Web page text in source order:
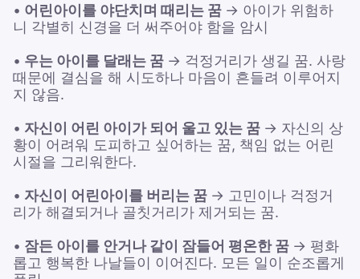
• 어린아이를 야단치며 때리는 꿈 → 아이가 위험하
니 각별히 신경을 더 써주어야 함을 암시
• 우는 아이를 달래는 꿈 → 걱정거리가 생길 꿈. 사랑
때문에 결심을 해 시도하나 마음이 흔들려 이루어지
지 않음.
• 자신이 어린 아이가 되어 울고 있는 꿈 → 자신의 상
황이 어려워 도피하고 싶어하는 꿈, 책임 없는 어린
시절을 그리워한다.
• 자신이 어린아이를 버리는 꿈 → 고민이나 걱정거
리가 해결되거나 골칫거리가 제거되는 꿈.
• 잠든 아이를 안거나 같이 잠들어 평온한 꿈 → 평화
롭고 행복한 나날들이 이어진다. 모든 일이 순조롭게